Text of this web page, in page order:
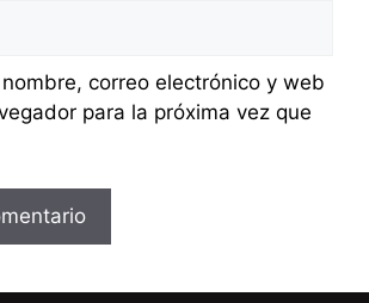
correo electrónico y web
para la próxima vez que